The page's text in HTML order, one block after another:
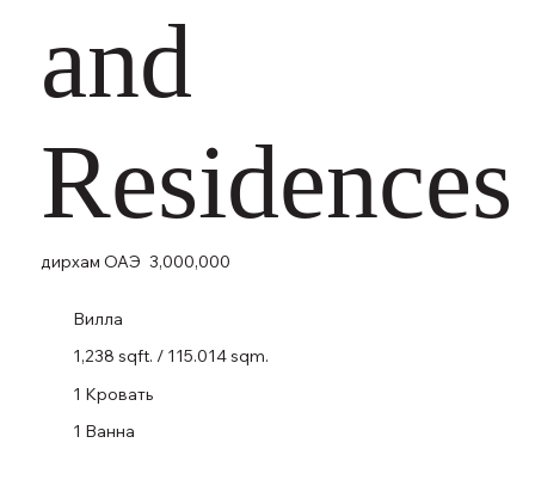
and
Residences
Вилла
1,238 sqft. / 115.014 sqm.
1 Кровать
1 Ванна
3,000,000
дирхам ОАЭ